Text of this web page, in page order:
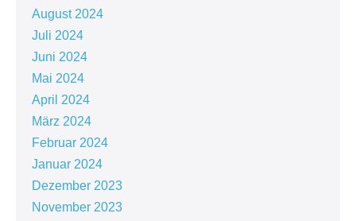
August 2024
Juli 2024
Juni 2024
Mai 2024
April 2024
März 2024
Februar 2024
Januar 2024
Dezember 2023
November 2023